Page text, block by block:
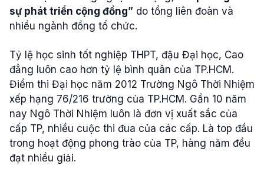
sự phát triển cộng đồng” do tổng liên đoàn và
nhiều ngành đồng tổ chức.
Tỷ lệ học sinh tốt nghiệp THPT, đậu Đại học, Cao
đẳng luôn cao hơn tỷ lệ bình quân của TP.HCM.
Điểm thi Đại học năm 2012 Trường Ngô Thời Nhiệm
xếp hạng 76/216 trường của TP.HCM. Gần 10 năm
nay Ngô Thời Nhiệm luôn là đơn vị xuất sắc của
cấp TP, nhiều cuộc thi đua của các cấp. Là top đầu
trong hoạt động phong trào của TP, hàng năm đều
đạt nhiều giải.